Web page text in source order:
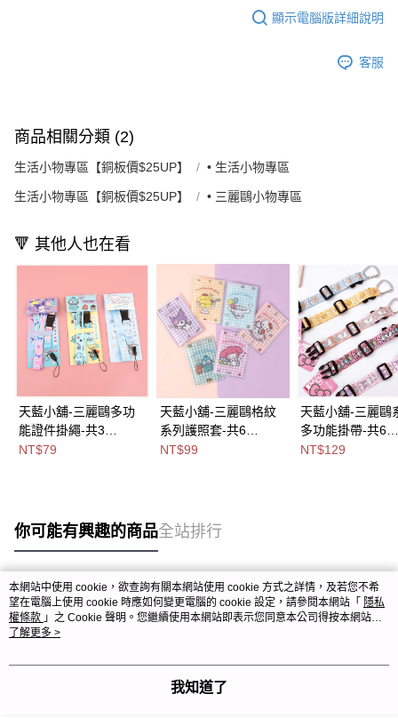
顯示電腦版詳細說明
客服
商品相關分類 (2)
生活小物專區【銅板價$25UP】 • 生活小物專區
生活小物專區【銅板價$25UP】 • 三麗鷗小物專區
🔻 其他人也在看
天藍小舖-三麗鷗多功
能證件掛繩-共3
色-$79【A11115556】
NT$79
天藍小舖-三麗鷗格紋
系列護照套-共6
色-$99【A11115535】
NT$99
天藍小舖-三麗鷗
多功能掛帶-共6
色-$129【
NT$129
你可能有興趣的商品全站排行
熱門標籤
本網站中使用 cookie，欲查詢有關本網站使用 cookie 方式之詳情，及若您不希
望在電腦上使用 cookie 時應如何變更電腦的 cookie 設定，請參閱本網站「 隱私
權條款 」之 Cookie 聲明。您繼續使用本網站即表示您同意本公司得按本網站使
用條款之 Cookie 聲明使用 cookie。
了解更多 >
我知道了